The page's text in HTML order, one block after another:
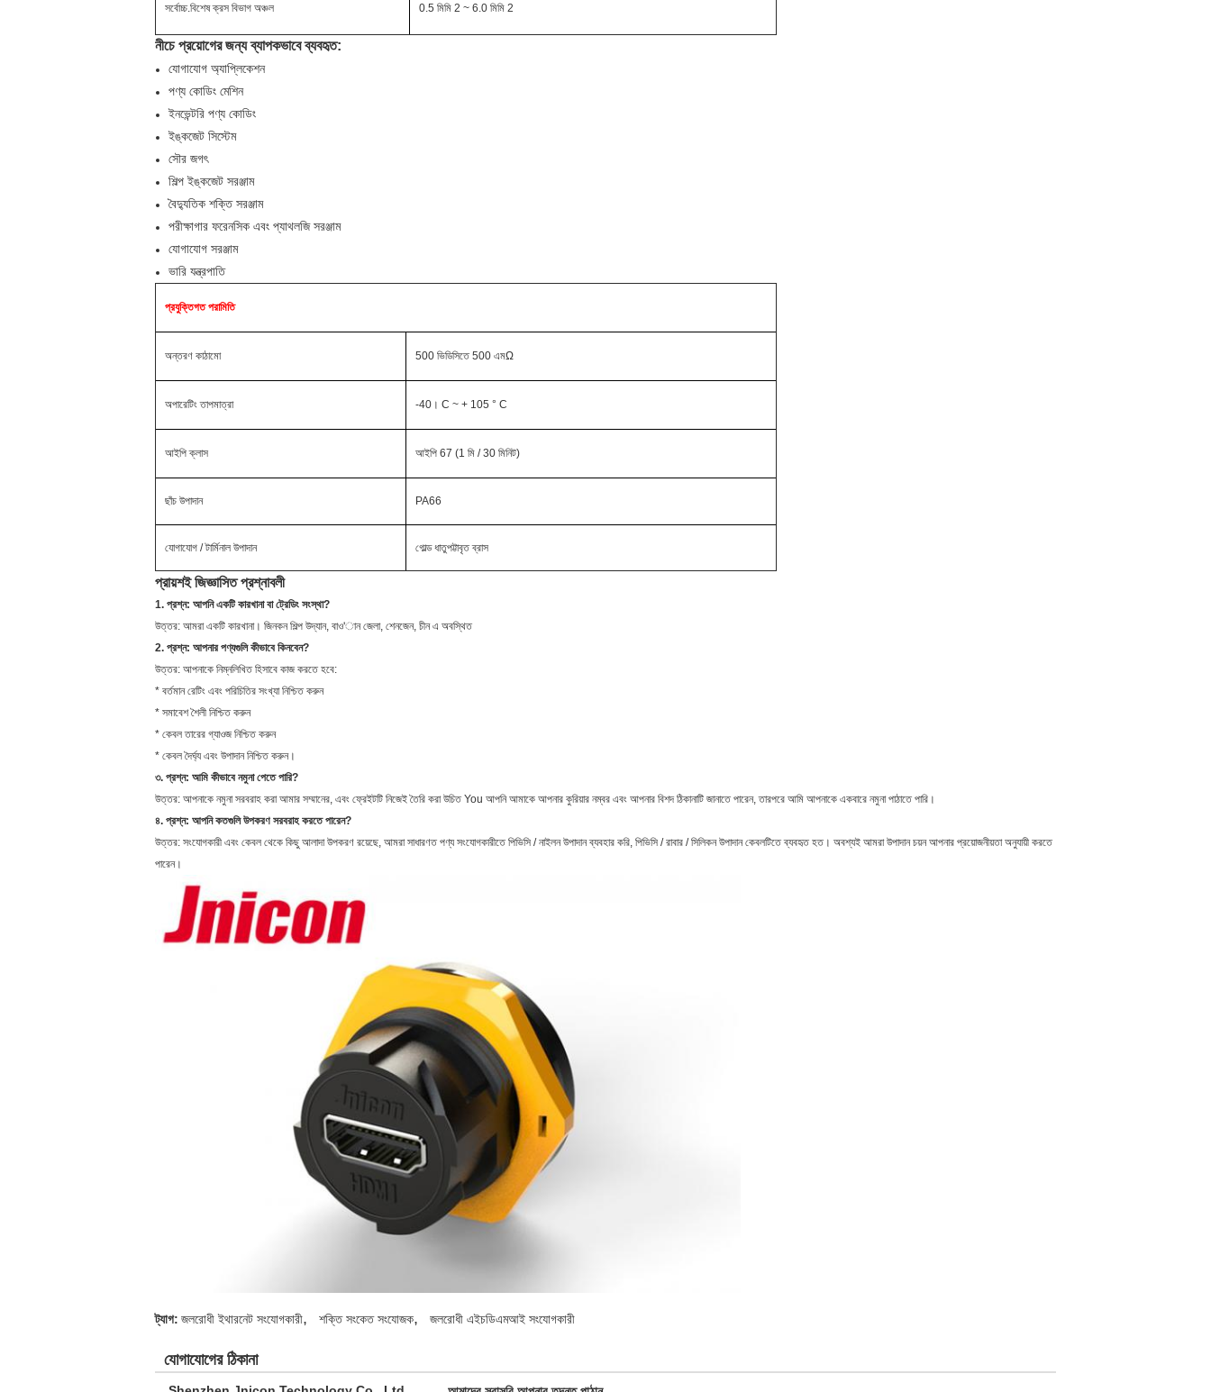
সর্বোচ্চ.বিশেষ ক্রস বিভাগ অঞ্চল 0.5 মিমি 2 ~ 6.0 মিমি 2
নীচে প্রয়োগের জন্য ব্যাপকভাবে ব্যবহৃত:
যোগাযোগ অ্যাপ্লিকেশন
পণ্য কোডিং মেশিন
ইনভেন্টরি পণ্য কোডিং
ইঙ্কজেট সিস্টেম
সৌর জগৎ
শিল্প ইঙ্কজেট সরঞ্জাম
বৈদ্যুতিক শক্তি সরঞ্জাম
পরীক্ষাগার ফরেনসিক এবং প্যাথলজি সরঞ্জাম
যোগাযোগ সরঞ্জাম
ভারি যন্ত্রপাতি
প্রযুক্তিগত পরামিতি
অন্তরণ কাঠামো 500 ভিডিসিতে 500 এমΩ
অপারেটিং তাপমাত্রা -40। C ~ + 105 ° C
আইপি ক্লাস আইপি 67 (1 মি / 30 মিনিট)
ছাঁচ উপাদান PA66
যোগাযোগ / টার্মিনাল উপাদান গোল্ড ধাতুপট্টাবৃত ব্রাস
প্রায়শই জিজ্ঞাসিত প্রশ্নাবলী
1. প্রশ্ন: আপনি একটি কারখানা বা ট্রেডিং সংস্থা?
উত্তর: আমরা একটি কারখানা। জিনকন শিল্প উদ্যান, বাও'ান জেলা, শেনজেন, চীন এ অবস্থিত
2. প্রশ্ন: আপনার পণ্যগুলি কীভাবে কিনবেন?
উত্তর: আপনাকে নিম্নলিখিত হিসাবে কাজ করতে হবে:
* বর্তমান রেটিং এবং পরিচিতির সংখ্যা নিশ্চিত করুন
* সমাবেশ শৈলী নিশ্চিত করুন
* কেবল তারের গ্যাওজ নিশ্চিত করুন
* কেবল দৈর্ঘ্য এবং উপাদান নিশ্চিত করুন।
৩. প্রশ্ন: আমি কীভাবে নমুনা পেতে পারি?
উত্তর: আপনাকে নমুনা সরবরাহ করা আমার সম্মানের, এবং ফ্রেইটটি নিজেই তৈরি করা উচিত You আপনি আমাকে আপনার কুরিয়ার নম্বর এবং আপনার বিশদ ঠিকানাটি জানাতে পারেন, তারপরে আমি আপনাকে একবারে নমুনা পাঠাতে পারি।
৪. প্রশ্ন: আপনি কতগুলি উপকরণ সরবরাহ করতে পারেন?
উত্তর: সংযোগকারী এবং কেবল থেকে কিছু আলাদা উপকরণ রয়েছে, আমরা সাধারণত পণ্য সংযোগকারীতে পিভিসি / নাইলন উপাদান ব্যবহার করি, পিভিসি / রাবার / সিলিকন উপাদান কেবলটিতে ব্যবহৃত হত। অবশ্যই আমরা উপাদান চয়ন আপনার প্রয়োজনীয়তা অনুযায়ী করতে
পারেন।
ট্যাগ: জলরোধী ইথারনেট সংযোগকারী, শক্তি সংকেত সংযোজক, জলরোধী এইচডিএমআই সংযোগকারী
যোগাযোগের ঠিকানা